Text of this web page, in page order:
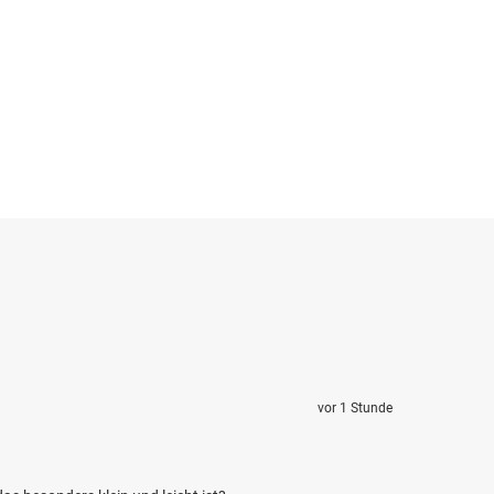
vor 1 Stunde